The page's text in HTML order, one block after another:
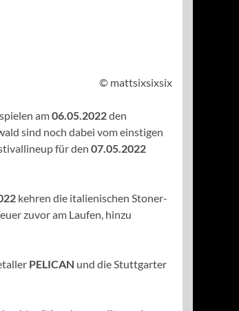
© mattsixsixsix
am06.05.2022den
sind noch dabei vom einstigen
für den07.05.2022
kehren die italienischen Stoner-
zuvor am Laufen, hinzu
PELICAN und die Stuttgarter